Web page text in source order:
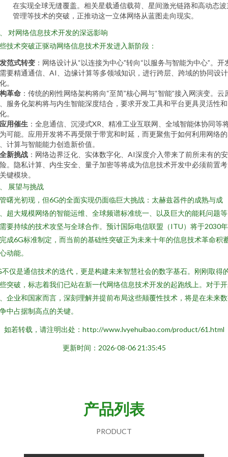
在实现全球无缝覆盖。相关星载通信载荷、星间激光链路和高动态波
管理等技术的突破，正推动这一立体网络从蓝图走向现实。
对网络信息技术开发的深远影响
技术突破正驱动网络信息技术开发进入新阶段：
范式转变 ：网络设计从“以连接为中心”转向“以服务与智能为中心”。开
要精通通信、AI、边缘计算等多领域知识，进行跨层、跨域的协同设
。
革命 ：传统的刚性网络架构将向“至简”核心网与“智能”接入网演变。云
服务化架构将与内生智能深度结合，要求开发工具和平台更具灵活性
。
用催生 ：全息通信、沉浸式XR、精准工业互联网、全域智能体协同等
可能。应用开发将不再受限于带宽和时延，而更聚焦于如何利用网络
计算与智能能力创造新价值。
新挑战 ：网络边界泛化、实体数字化、AI深度介入带来了前所未有的
。隐私计算、内生安全、量子加密等将成为信息技术开发中必须前置
键模块。
展望与挑战
曙光初现，但6G的全面实现仍面临巨大挑战：太赫兹器件的成熟与成
超大规模网络的智能运维、全球频谱标准统一、以及巨大的能耗问题
要持续的技术攻坚与全球合作。预计国际电信联盟（ITU）将于2030
成6G标准制定，而当前的基础性突破正为未来十年的信息技术革命积
动能。
不仅是通信技术的迭代，更是构建未来智慧社会的数字基石。刚刚取得
突破，标志着我们已站在新一代网络信息技术开发的起跑线上。对于
企业和国家而言，深刻理解并提前布局这些颠覆性技术，将是在未来
中占据制高点的关键。
如若转载，请注明出处：http://www.lvyehuibao.com/product/61.html
更新时间：2026-08-06 21:35:45
产品列表
PRODUCT